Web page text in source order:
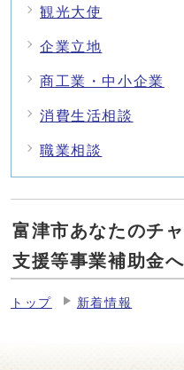
観光大使
企業立地
商工業・中小企業
消費生活相談
職業相談
富津市あなたのチ
支援等事業補助金
トップ 新着情報